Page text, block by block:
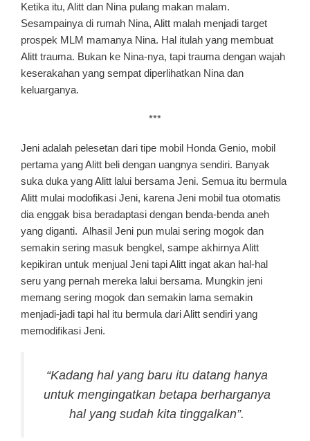
Ketika itu, Alitt dan Nina pulang makan malam.
Sesampainya di rumah Nina, Alitt malah menjadi target
prospek MLM mamanya Nina. Hal itulah yang membuat
Alitt trauma. Bukan ke Nina-nya, tapi trauma dengan wajah
keserakahan yang sempat diperlihatkan Nina dan
keluarganya.
***
Jeni adalah pelesetan dari tipe mobil Honda Genio, mobil
pertama yang Alitt beli dengan uangnya sendiri. Banyak
suka duka yang Alitt lalui bersama Jeni. Semua itu bermula
Alitt mulai modofikasi Jeni, karena Jeni mobil tua otomatis
dia enggak bisa beradaptasi dengan benda-benda aneh
yang diganti. Alhasil Jeni pun mulai sering mogok dan
semakin sering masuk bengkel, sampe akhirnya Alitt
kepikiran untuk menjual Jeni tapi Alitt ingat akan hal-hal
seru yang pernah mereka lalui bersama. Mungkin jeni
memang sering mogok dan semakin lama semakin
menjadi-jadi tapi hal itu bermula dari Alitt sendiri yang
memodifikasi Jeni.
“Kadang hal yang baru itu datang hanya
untuk mengingatkan betapa berharganya
hal yang sudah kita tinggalkan”.